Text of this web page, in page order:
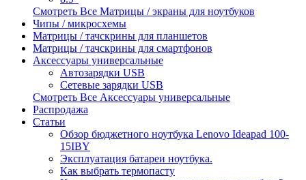
Смотреть Все Матрицы / экраны для ноутбуков
Чипы / микросхемы
Матрицы / тачскрины для планшетов
Матрицы / тачскрины для смартфонов
Аксессуары универсальные
Автозарядки USB
Сетевые зарядки USB
Смотреть Все Аксессуары универсальные
Распродажа
Статьи
Обзор бюджетного ноутбука Lenovo Ideapad 100-
15IBY
Эксплуатация батареи ноутбука.
Как выбрать термопасту